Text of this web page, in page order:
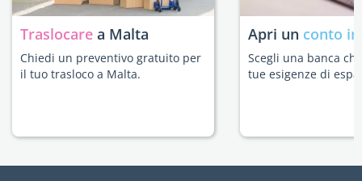
Traslocare a Malta
Chiedi un preventivo gratuito per
il tuo trasloco a Malta.
Apri un conto
Scegli una banca
tue esigenze di